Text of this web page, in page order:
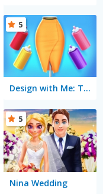
Design with Me: Trendy Pencil skirt
5
Nina Wedding
5